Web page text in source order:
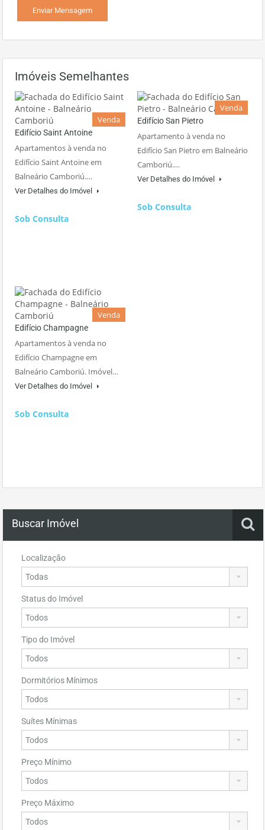
Imóveis Semelhantes
Venda
Edifício Saint Antoine
Apartamentos à venda no
Edifício Saint Antoine em
Balneário Camboriú.…
Ver Detalhes do Imóvel
Sob Consulta
Venda
Edifício San Pietro
Apartamento à venda no
Edifício San Pietro em Balneário
Camboriú.…
Ver Detalhes do Imóvel
Sob Consulta
Venda
Edifício Champagne
Apartamentos à venda no
Edifício Champagne em
Balneário Camboriú. Imóvel…
Ver Detalhes do Imóvel
Sob Consulta
Buscar Imóvel
Localização
Status do Imóvel
Tipo do Imóvel
Dormitórios Mínimos
Suítes Mínimas
Preço Mínimo
Preço Máximo